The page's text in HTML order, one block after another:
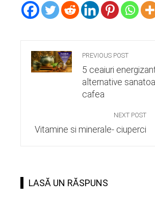
PREVIOUS POST
5 ceaiuri
alternative
cafea
NEXT POST
Vitamine si minerale- ciuperci
LASĂ UN RĂSPUNS